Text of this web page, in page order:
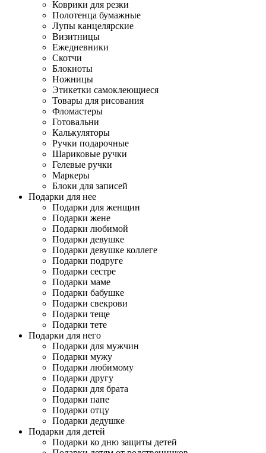
Коврики для резки
Полотенца бумажные
Лупы канцелярские
Визитницы
Ежедневники
Скотчи
Блокноты
Ножницы
Этикетки самоклеющиеся
Товары для рисования
Фломастеры
Готовальни
Калькуляторы
Ручки подарочные
Шариковые ручки
Гелевые ручки
Маркеры
Блоки для записей
Подарки для нее
Подарки для женщин
Подарки жене
Подарки любимой
Подарки девушке
Подарки девушке коллеге
Подарки подруге
Подарки сестре
Подарки маме
Подарки бабушке
Подарки свекрови
Подарки теще
Подарки тете
Подарки для него
Подарки для мужчин
Подарки мужу
Подарки любимому
Подарки другу
Подарки для брата
Подарки папе
Подарки отцу
Подарки дедушке
Подарки для детей
Подарки ко дню защиты детей